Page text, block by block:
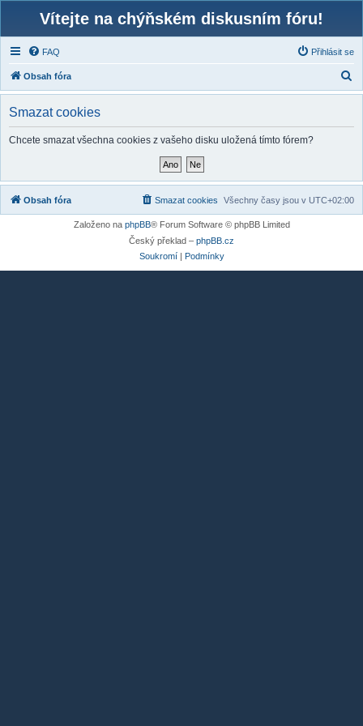
Vítejte na chýňském diskusním fóru!
FAQ Přihlásit se
Obsah fóra
l
Smazat cookies
Chcete smazat všechna cookies z vašeho disku uložená tímto fórem?
Obsah fóra Všechny časy jsou v UTC+02:00
Smazat cookies
Založeno na phpBB® Forum Software © phpBB Limited
Český překlad – phpBB.cz
Soukromí| Podmínky